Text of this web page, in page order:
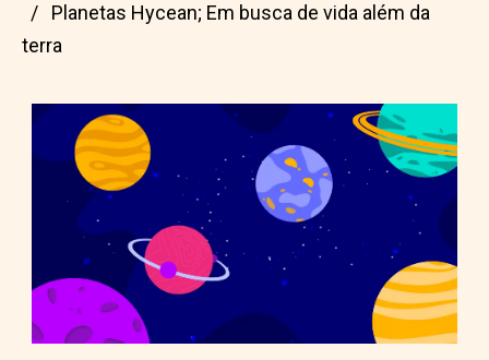
Planetas Hycean; Em busca de vida além da
terra